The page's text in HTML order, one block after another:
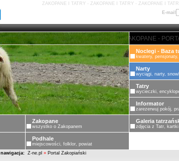
ZAKOPANE I TATRY - ZAKOPANE I TATRY - ZAKOPANE I
E-mail
ZAKOPANE -
Noclegi - Baza
kwatery,
Narty
wyciągi, narty,
Tatry
wycieczki,
Informator
zarezerwuj pokój,
Zakopane
wszystko o Zakopanem
Galeria
zdjęcia z Tatr,
Podhale
miejscowości, folklor, powiat
nawigacja: Z-ne.pl » Portal Zakopiański